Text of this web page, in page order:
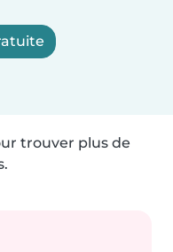
trouver plus de